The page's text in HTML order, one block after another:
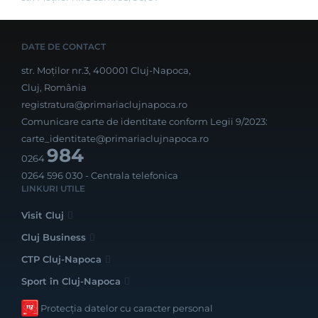
DATE DE CONTACT
str. Moților nr.3, 400001 Cluj-Napoca,
Cluj, România
registratura@primariaclujnapoca.ro
Comunicare carte de identitate conform Legii 9/2023:
carte_identitate@primariaclujnapoca.ro
0264984
0264 596 030 - Centrala telefonica
LINKURI UTILE
Visit Cluj
Cluj Business
CTP Cluj-Napoca
Sport în Cluj-Napoca
Protecția datelor cu caracter personal